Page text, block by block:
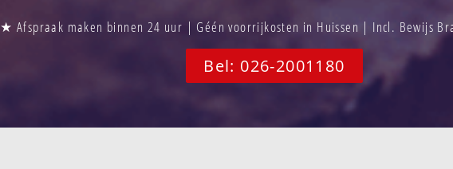
★ Afspraak maken binnen 24 uur | Géén voorrijkosten in Huissen | Incl. Bewijs
Bel: 026-2001180